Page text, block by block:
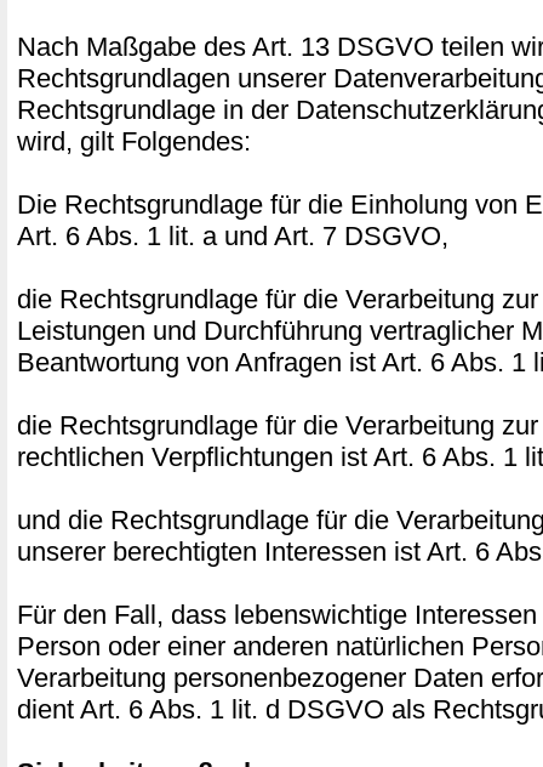
Nach Maßgabe des Art. 13 DSGVO teilen
Rechtsgrundlagen unserer
Rechtsgrundlage in der
wird, gilt Folgendes:
Die Rechtsgrundlage für die Einholung von
Art. 6 Abs. 1 lit. a und Art. 7 DSGVO,
die Rechtsgrundlage für die Verarbeitung
Leistungen und Durchführung vertraglicher
Beantwortung von Anfragen ist Art. 6 Abs. 1
die Rechtsgrundlage für die Verarbeitung
rechtlichen Verpflichtungen ist Art. 6 Abs. 1
und die Rechtsgrundlage für die
unserer berechtigten Interessen ist Art. 6
Für den Fall, dass lebenswichtige
Person oder einer anderen natürlichen
Verarbeitung personenbezogener Daten
dient Art. 6 Abs. 1 lit. d DSGVO als